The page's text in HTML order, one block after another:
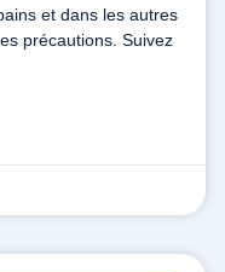
et dans les autres
précautions. Suivez